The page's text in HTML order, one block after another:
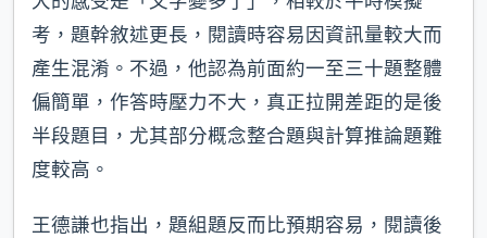
考，題幹敘述更長，閱讀時容易因資訊量較大而
產生混淆。不過，他認為前面約一至三十題整體
偏簡單，作答時壓力不大，真正拉開差距的是後
半段題目，尤其部分概念整合題與計算推論題難
度較高。
王德謙也指出，題組題反而比預期容易，閱讀後